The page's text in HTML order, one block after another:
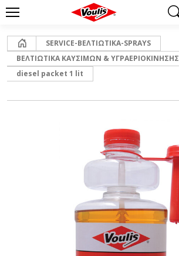
Αρχική
SERVICE-ΒΕΛΤΙΩΤΙΚΑ-SPRAYS
ΒΕΛΤΙΩΤΙΚΑ ΚΑΥΣΙΜΩΝ & ΥΓΡΑΕΡΙΟΚΙΝΗΣΗΣ
diesel packet 1 lit